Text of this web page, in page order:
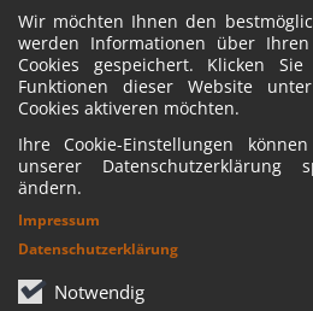
Wir möchten Ihnen den
werden Informationen über
Cookies gespeichert. Klicken
Funktionen dieser Website
Cookies aktiveren möchten.
Ihre Cookie-Einstellungen
unserer Datenschutzerklärung
ändern.
Notwendig
Impressum
Datenschutzerklärung